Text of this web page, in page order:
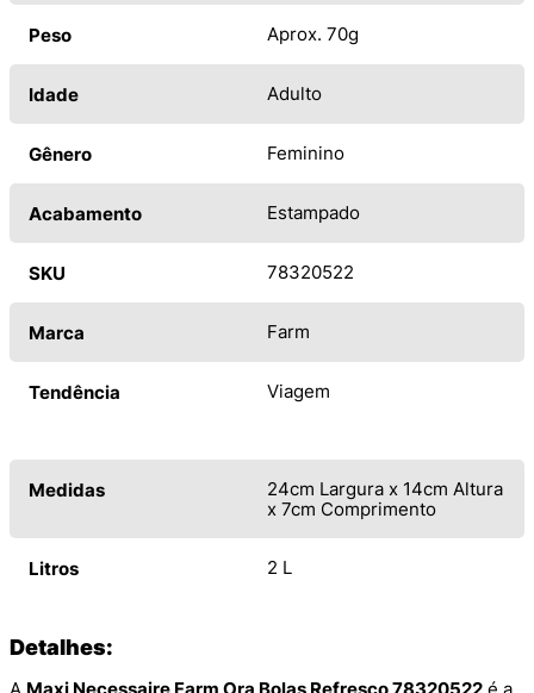
Peso Aprox. 70g
Idade Adulto
Gênero Feminino
Acabamento Estampado
SKU 78320522
Marca Farm
Tendência Viagem
Medidas
24cm Largura x 14cm Altura
x 7cm Comprimento
Litros 2 L
Detalhes: